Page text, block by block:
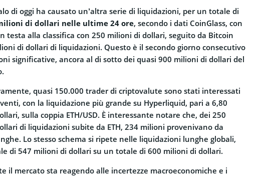
di oggi ha causato un’altra serie di liquidazioni, per un totale di
di dollari nelle ultime 24 ore, secondo i dati CoinGlass, con
testa alla classifica con 250 milioni di dollari, seguito da Bitcoin
di dollari di liquidazioni. Questo è il secondo giorno consecutivo
significative, ancora al di sotto dei quasi 900 milioni di dollari del
quasi 150.000 trader di criptovalute sono stati interessati
con la liquidazione più grande su Hyperliquid, pari a 6,80
sulla coppia ETH/USD. È interessante notare che, dei 250
di liquidazioni subite da ETH, 234 milioni provenivano da
Lo stesso schema si ripete nelle liquidazioni lunghe globali,
di 547 milioni di dollari su un totale di 600 milioni di dollari.
il mercato sta reagendo alle incertezze macroeconomiche e i